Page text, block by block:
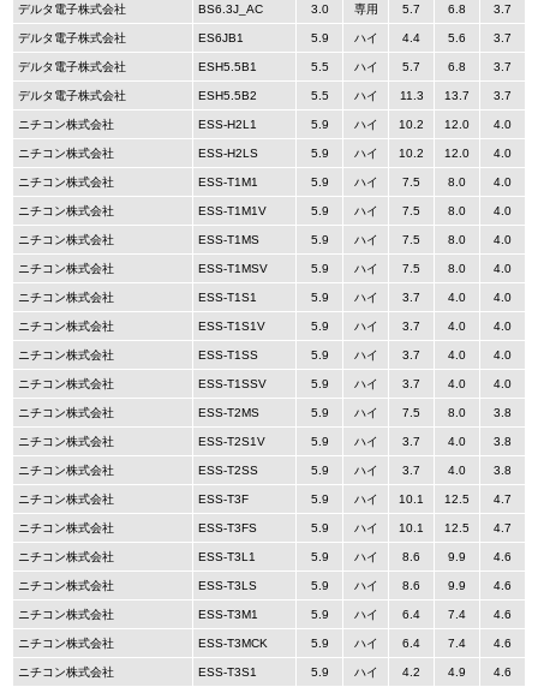
デルタ電子株式会社 BS6.3J_AC 3.0 専用 5.7 6.8 3.7
デルタ電子株式会社 ES6JB1 5.9 ハイ 4.4 5.6 3.7
デルタ電子株式会社 ESH5.5B1 5.5 ハイ 5.7 6.8 3.7
デルタ電子株式会社 ESH5.5B2 5.5 ハイ 11.3 13.7 3.7
ニチコン株式会社 ESS-H2L1 5.9 ハイ 10.2 12.0 4.0
ニチコン株式会社 ESS-H2LS 5.9 ハイ 10.2 12.0 4.0
ニチコン株式会社 ESS-T1M1 5.9 ハイ 7.5 8.0 4.0
ニチコン株式会社 ESS-T1M1V 5.9 ハイ 7.5 8.0 4.0
ニチコン株式会社 ESS-T1MS 5.9 ハイ 7.5 8.0 4.0
ニチコン株式会社 ESS-T1MSV 5.9 ハイ 7.5 8.0 4.0
ニチコン株式会社 ESS-T1S1 5.9 ハイ 3.7 4.0 4.0
ニチコン株式会社 ESS-T1S1V 5.9 ハイ 3.7 4.0 4.0
ニチコン株式会社 ESS-T1SS 5.9 ハイ 3.7 4.0 4.0
ニチコン株式会社 ESS-T1SSV 5.9 ハイ 3.7 4.0 4.0
ニチコン株式会社 ESS-T2MS 5.9 ハイ 7.5 8.0 3.8
ニチコン株式会社 ESS-T2S1V 5.9 ハイ 3.7 4.0 3.8
ニチコン株式会社 ESS-T2SS 5.9 ハイ 3.7 4.0 3.8
ニチコン株式会社 ESS-T3F 5.9 ハイ 10.1 12.5 4.7
ニチコン株式会社 ESS-T3FS 5.9 ハイ 10.1 12.5 4.7
ニチコン株式会社 ESS-T3L1 5.9 ハイ 8.6 9.9 4.6
ニチコン株式会社 ESS-T3LS 5.9 ハイ 8.6 9.9 4.6
ニチコン株式会社 ESS-T3M1 5.9 ハイ 6.4 7.4 4.6
ニチコン株式会社 ESS-T3MCK 5.9 ハイ 6.4 7.4 4.6
ニチコン株式会社 ESS-T3S1 5.9 ハイ 4.2 4.9 4.6